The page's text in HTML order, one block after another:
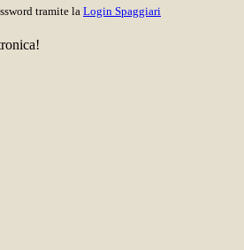
tramite la Login Spaggiari